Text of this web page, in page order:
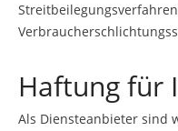
Haftung für
Als Diensteanbieter sind